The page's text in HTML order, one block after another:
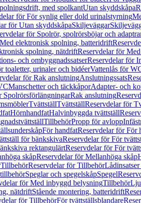
med spolkantUtan skyddskåpa
för För synlig eller dold urinalstyrning
för Utan skyddskåpaSkiljeväggar
för Spolrör, spolrörsböjar och
Med elektronisk spolning, batteridrift
spolning, nätdriftReservdelar för
och ombyggnadssatserReservdelar för
toaletter, urinaler och bidéerVattenlås för
för Rak anslutningAnslutningssats
Manschetter och täckkåporAdapter- och
SpolrörsförlängningarRak anslutning
TvättställTvättställReservdelar för
HörnhandfatHalvinbyggda tvättställ
TillbehörPropp för avlopp
För handfatReservdelar för För
för bänkskivaReservdelar för För
rektangulärtReservdelar för För
skåpReservdelar för Mellanhöga skåp
TillbehörReservdelar för Tillbehör
Speglar och spegelskåpSpegel
för Med inbyggd belysningTillbehör
nätdriftStående montering, batteridrift
för TillbehörFör tvättställsblandare